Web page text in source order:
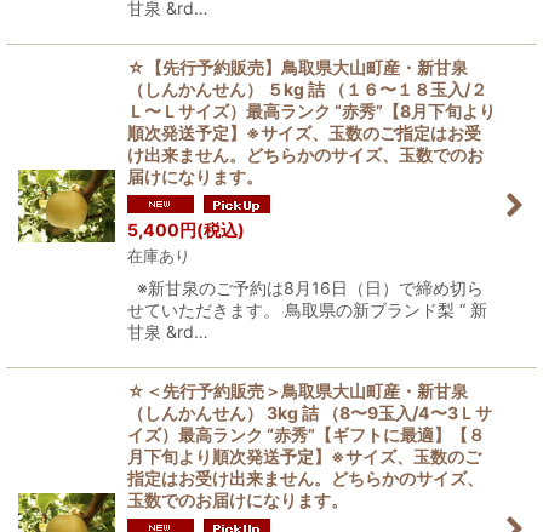
甘泉 &rd…
☆【先行予約販売】鳥取県大山町産・新甘泉
（しんかんせん） ５kg 詰 （１６〜１８玉入/２
Ｌ〜Ｌサイズ）最高ランク “赤秀”【8月下旬より
順次発送予定】※サイズ、玉数のご指定はお受
け出来ません。どちらかのサイズ、玉数でのお
届けになります。
5,400円(税込)
在庫あり
※新甘泉のご予約は8月16日（日）で締め切ら
せていただきます。 鳥取県の新ブランド梨 “ 新
甘泉 &rd…
☆＜先行予約販売＞鳥取県大山町産・新甘泉
（しんかんせん） 3kg 詰 （8〜9玉入/4〜3Ｌサ
イズ）最高ランク “赤秀”【ギフトに最適】【８
月下旬より順次発送予定】※サイズ、玉数のご
指定はお受け出来ません。どちらかのサイズ、
玉数でのお届けになります。